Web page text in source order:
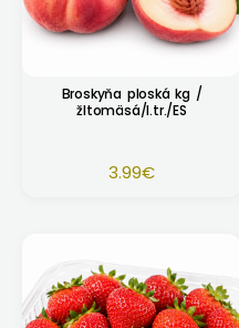
Broskyňa ploská kg /
žltomäsá/I.tr./ES
3.99€